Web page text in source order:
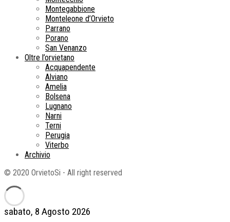
sabato, 8 Agosto 2026
Montegabbione
Monteleone d’Orvieto
Parrano
Porano
San Venanzo
Oltre l’orvietano
Acquapendente
Alviano
Amelia
Bolsena
Lugnano
Narni
Terni
Perugia
Viterbo
Archivio
© 2020 OrvietoSi - All right reserved